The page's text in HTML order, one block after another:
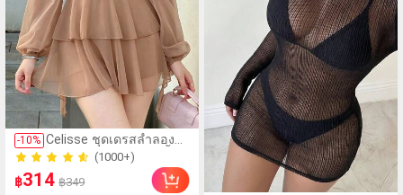
-10% Celisse ชุดเดรสลำลอง
เปิดไหล่แขนโคมไฟสีพื้น
สง่างามสำหรับผู้หญิง
(1000+)
300+ ขายแล้ว
(1000+)
300+ ขายแล้ว
฿314 ฿349